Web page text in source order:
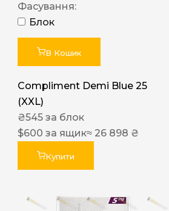
Фасування:
Блок
В Кошик
Compliment Demi Blue 25
(XXL)
₴545 за блок
$600 за ящик≈ 26 898 ₴
Купити